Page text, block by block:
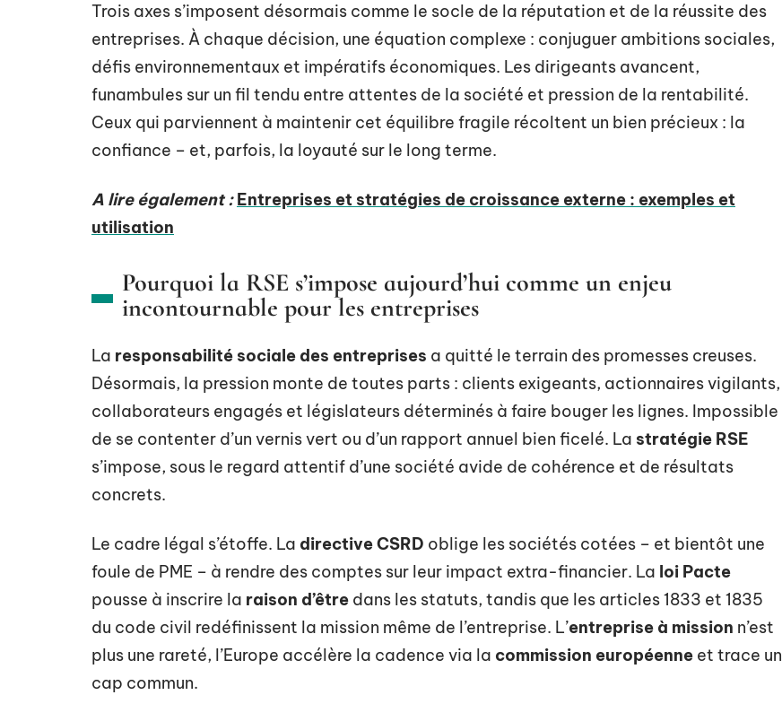
Trois axes s’imposent désormais comme le socle de la réputation et de la réussite des
entreprises. À chaque décision, une équation complexe : conjuguer ambitions sociales,
défis environnementaux et impératifs économiques. Les dirigeants avancent,
funambules sur un fil tendu entre attentes de la société et pression de la rentabilité.
Ceux qui parviennent à maintenir cet équilibre fragile récoltent un bien précieux : la
confiance – et, parfois, la loyauté sur le long terme.
A lire également : Entreprises et stratégies de croissance externe : exemples et
utilisation
Pourquoi la RSE s’impose aujourd’hui comme un enjeu
incontournable pour les entreprises
La responsabilité sociale des entreprises a quitté le terrain des promesses creuses.
Désormais, la pression monte de toutes parts : clients exigeants, actionnaires vigilants,
collaborateurs engagés et législateurs déterminés à faire bouger les lignes. Impossible
de se contenter d’un vernis vert ou d’un rapport annuel bien ficelé. La stratégie RSE
s’impose, sous le regard attentif d’une société avide de cohérence et de résultats
concrets.
Le cadre légal s’étoffe. La directive CSRD oblige les sociétés cotées – et bientôt une
foule de PME – à rendre des comptes sur leur impact extra-financier. La loi Pacte
pousse à inscrire la raison d’être dans les statuts, tandis que les articles 1833 et 1835
du code civil redéfinissent la mission même de l’entreprise. L’entreprise à mission n’est
plus une rareté, l’Europe accélère la cadence via la commission européenne et trace un
cap commun.